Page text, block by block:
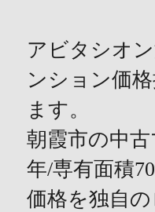
アビタシオ
ンション価
ます。
朝霞市の中
年/専有面積
価格を独自